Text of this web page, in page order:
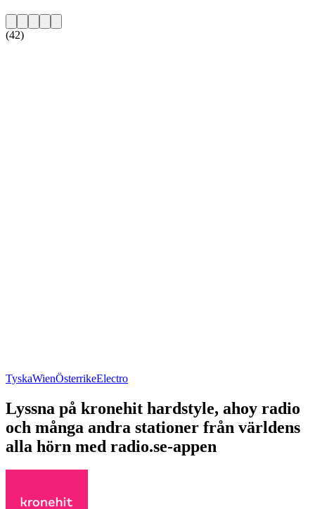
(42)
TyskaWienÖsterrikeElectro
Lyssna på kronehit hardstyle, ahoy radio
och många andra stationer från världens
alla hörn med radio.se-appen